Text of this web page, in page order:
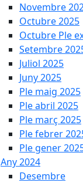
Novembre
Octubre 2025
Octubre Ple
Setembre
Juliol 2025
Juny 2025
Ple maig 2025
Ple abril 2025
Ple març 2025
Ple febrer
Ple gener
Any 2024
Desembre